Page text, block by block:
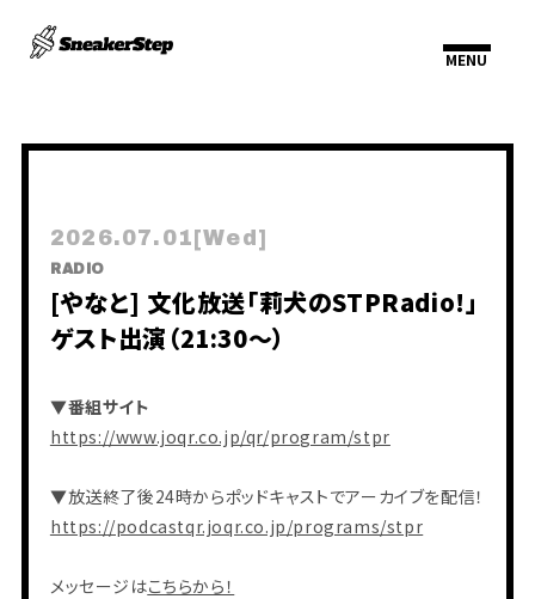
HOME
INFORMATION
SCHEDULE
2026.07.01 [Wed]
RADIO
[やなと] 文化放送「莉犬のSTPRadio!」
ゲスト出演（21:30〜）
▼番組サイト
https://www.joqr.co.jp/qr/program/stpr
▼放送終了後24時からポッドキャストでアーカイブを配信！
https://podcastqr.joqr.co.jp/programs/stpr
メッセージはこちらから！